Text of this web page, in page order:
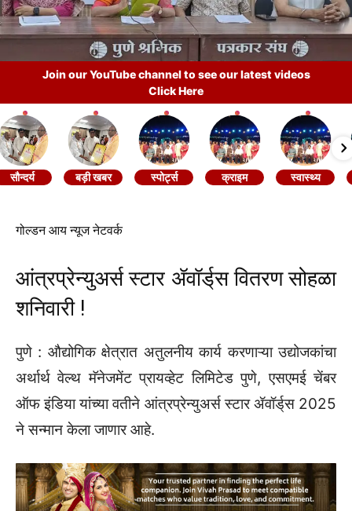
Join our YouTube channel to see our latest videos
Click Here
सौन्दर्य बड़ी खबर स्पोर्ट्स क्राइम स्वास्थ्य
गोल्डन आय न्यूज नेटवर्क
आंत्रप्रेन्युअर्स स्टार ॲवॉर्ड्‌‍स वितरण सोहळा
शनिवारी !
पुणे : औद्योगिक क्षेत्रात अतुलनीय कार्य करणाऱ्या उद्योजकांचा
अर्थार्थ वेल्थ मॅनेजमेंट प्रायव्हेट लिमिटेड पुणे, एसएमई चेंबर
ऑफ इंडिया यांच्या वतीने आंत्रप्रेन्युअर्स स्टार ॲवॉर्ड्‌‍स 2025
ने सन्मान केला जाणार आहे.